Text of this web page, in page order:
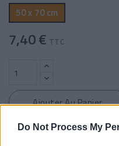
Do Not Process My
50 x 70 cm
7,40 € TTC
Ajouter Au Panier